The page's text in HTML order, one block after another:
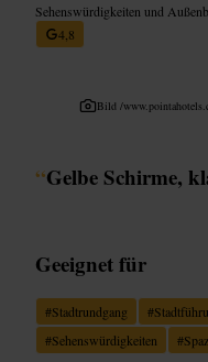
Sehenswürdigkeiten und
4,8
Bild /
“Gelbe Schirme,
Geeignet für
#Stadtrundgang #
#Sehenswürdigkeiten #